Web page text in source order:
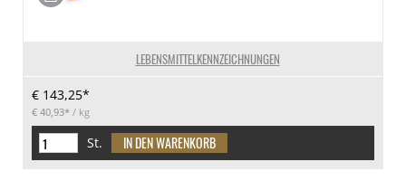
LEBENSMITTELKENNZEICHNUNGEN
€ 143,25*
€ 40,93* / kg
St.